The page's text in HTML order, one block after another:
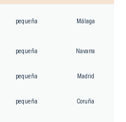
pequeña Málaga
pequeña Navarra
pequeña Madrid
pequeña Coruña